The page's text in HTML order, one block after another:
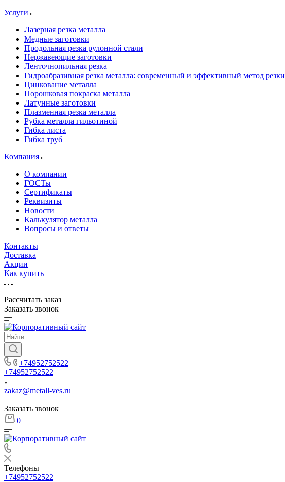
Услуги
Лазерная резка металла
Медные заготовки
Продольная резка рулонной стали
Нержавеющие заготовки
Ленточнопильная резка
Гидроабразивная резка металла: современный и эффективный метод резки
Цинкование металла
Порошковая покраска металла
Латунные заготовки
Плазменная резка металла
Рубка металла гильотиной
Гибка листа
Гибка труб
Компания
О компании
ГОСТы
Сертификаты
Реквизиты
Новости
Калькулятор металла
Вопросы и ответы
Контакты
Доставка
Акции
Как купить
Рассчитать заказ
Заказать звонок
+74952752522
+74952752522
zakaz@metall-ves.ru
Заказать звонок
0
Телефоны
+74952752522